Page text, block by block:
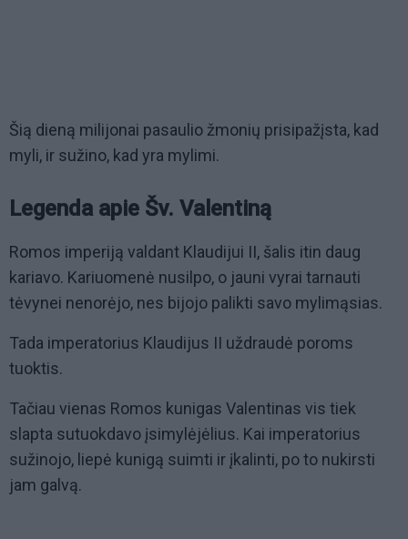
Šią dieną milijonai pasaulio žmonių prisipažįsta, kad
myli, ir sužino, kad yra mylimi.
Legenda apie Šv. Valentiną
Romos imperiją valdant Klaudijui II, šalis itin daug
kariavo. Kariuomenė nusilpo, o jauni vyrai tarnauti
tėvynei nenorėjo, nes bijojo palikti savo mylimąsias.
Tada imperatorius Klaudijus II uždraudė poroms
tuoktis.
Tačiau vienas Romos kunigas Valentinas vis tiek
slapta sutuokdavo įsimylėjėlius. Kai imperatorius
sužinojo, liepė kunigą suimti ir įkalinti, po to nukirsti
jam galvą.